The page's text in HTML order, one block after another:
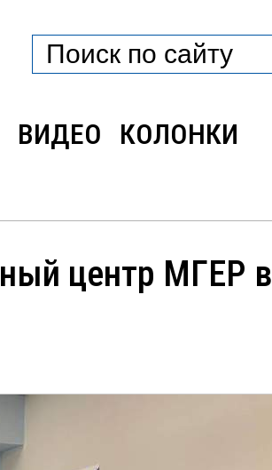
ВИДЕО
КОЛОНКИ
центр МГЕР в